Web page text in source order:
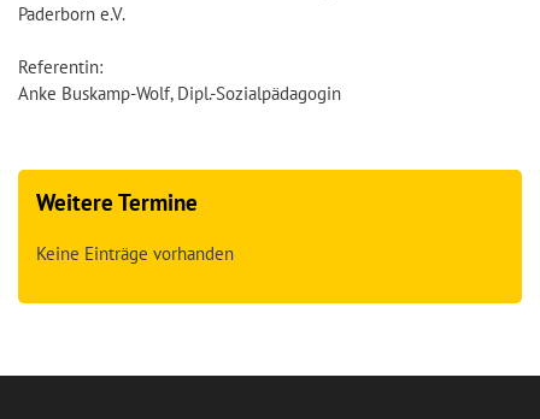
Paderborn e.V.
Referentin:
Anke Buskamp-Wolf, Dipl.-Sozialpädagogin
Weitere Termine
Keine Einträge vorhanden